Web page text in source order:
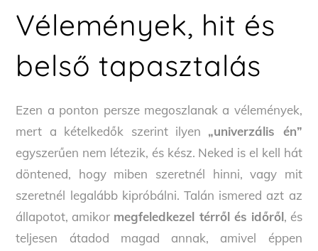
Vélemények, hit és
belső tapasztalás
Ezen a ponton persze megoszlanak a vélemények,
mert a kételkedők szerint ilyen „univerzális én”
egyszerűen nem létezik, és kész. Neked is el kell hát
döntened, hogy miben szeretnél hinni, vagy mit
szeretnél legalább kipróbálni. Talán ismered azt az
állapotot, amikor megfeledkezel térről és időről, és
teljesen átadod magad annak, amivel éppen